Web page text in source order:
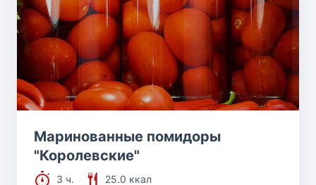
Маринованные помидоры
"Королевские"
3 ч.
25.0 ккал